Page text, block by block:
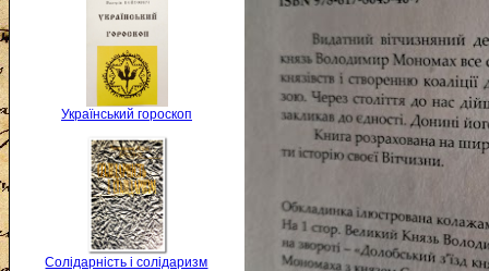
Український гороскоп
Солідарність і солідаризм